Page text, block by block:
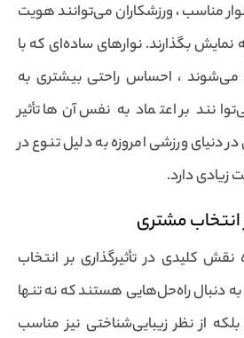
مناسب ، ورزشکاران می‌توانند هویت
بگذارند. نوارهای ساده‌ای که با
، احساس راحتی بیشتری به
بر اعتماد به نفس آن‌ها تأثیر
دنیای ورزشی امروزه به دلیل تنوع در
دارد.
انتخاب مشتری
کلیدی در تأثیرگذاری بر انتخاب
دنبال راه‌حل‌هایی هستند که نه تنها
از نظر زیبایی‌شناختی نیز مناسب